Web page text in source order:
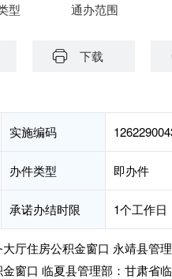
型
通办范围
下载
实施编码
办件类型 即办件
承诺办结时限 1个工作日
厅住房公积金窗口 永靖县管
窗口 临夏县管理部：甘肃省